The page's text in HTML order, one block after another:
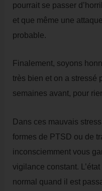
pourrait se passer
et que même une
probable.
Finalement, soyons
très bien et on a stressé
semaines avant, pour
Dans ces mauvais
formes de PTSD ou de
inconsciemment vous
vigilance constant.
normal quand il est